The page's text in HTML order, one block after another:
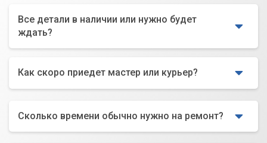
Все детали в наличии или нужно будет
ждать?
Как скоро приедет мастер или курьер?
Сколько времени обычно нужно на ремонт?